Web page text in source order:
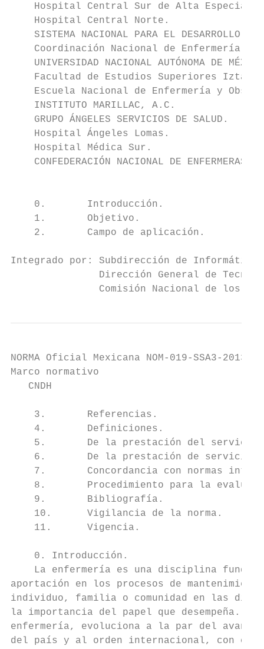
Hospital Central Sur de Alta
    Hospital Central Norte.
SISTEMA NACIONAL PARA EL DESARROLLO
    Coordinación Nacional de Enfermería.
UNIVERSIDAD NACIONAL AUTÓNOMA DE
Facultad de Estudios Superiores
Escuela Nacional de Enfermería y
    INSTITUTO MARILLAC, A.C.
    GRUPO ÁNGELES SERVICIOS DE SALUD.
    Hospital Ángeles Lomas.
    Hospital Médica Sur.
CONFEDERACIÓN NACIONAL DE ENFERMERAS,
    0.       Introducción.
    1.       Objetivo.
    2.       Campo de aplicación.
Integrado por: Subdirección de
Dirección General de
Comisión Nacional de los
NORMA Oficial Mexicana NOM-019-SSA3-2013,
Marco normativo
CNDH
    3.       Referencias.
    4.       Definiciones.
5.       De la prestación del
6.       De la prestación de
7.       Concordancia con normas
8.       Procedimiento para la
    9.       Bibliografía.
    10.      Vigilancia de la norma.
    11.      Vigencia.
    0. Introducción.
La enfermería es una disciplina
aportación en los procesos de
individuo, familia o comunidad en las
la importancia del papel que desempeña.
enfermería, evoluciona a la par del
del país y al orden internacional, con el